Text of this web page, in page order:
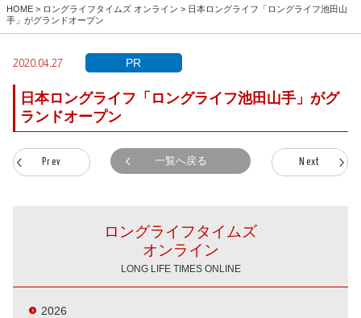
HOME > ロングライフタイムズ オンライン > 日本ロングライフ「ロングライフ池田山
手」がグランドオープン
2020.04.27 PR
日本ロングライフ「ロングライフ池田山手」がグ
ランドオープン
Prev 一覧へ戻る Next
ロングライフタイムズ
オンライン
LONG LIFE TIMES ONLINE
2026